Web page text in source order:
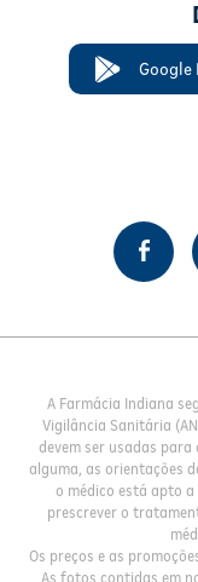
Google
A Farmácia Indiana
Vigilância Sanitária
devem ser usadas
alguma, as orientações
o médico está apto
prescrever o
Os preços e as
As fotos contidas em